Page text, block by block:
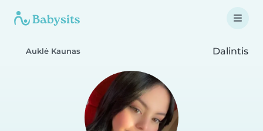
Auklė Kaunas Dalintis